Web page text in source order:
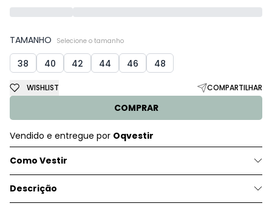
TAMANHO Selecione o tamanho
38 40 42 44 46 48
COMPRAR
WISHLIST COMPARTILHAR
Vendido e entregue por Oqvestir
Como Vestir
Descrição